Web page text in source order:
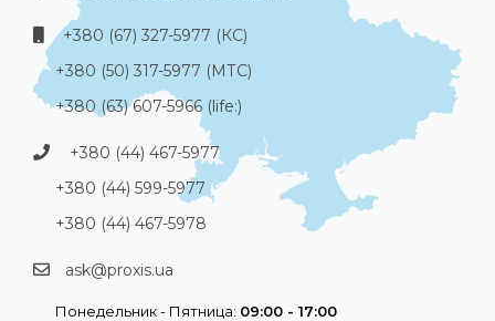
+380 (67) 327-5977 (КС)
+380 (50) 317-5977 (МТС)
+380 (63) 607-5966 (life:)
+380 (44) 467-5977
+380 (44) 599-5977
+380 (44) 467-5978
ask@proxis.ua
Понедельник - Пятница: 09:00 - 17:00